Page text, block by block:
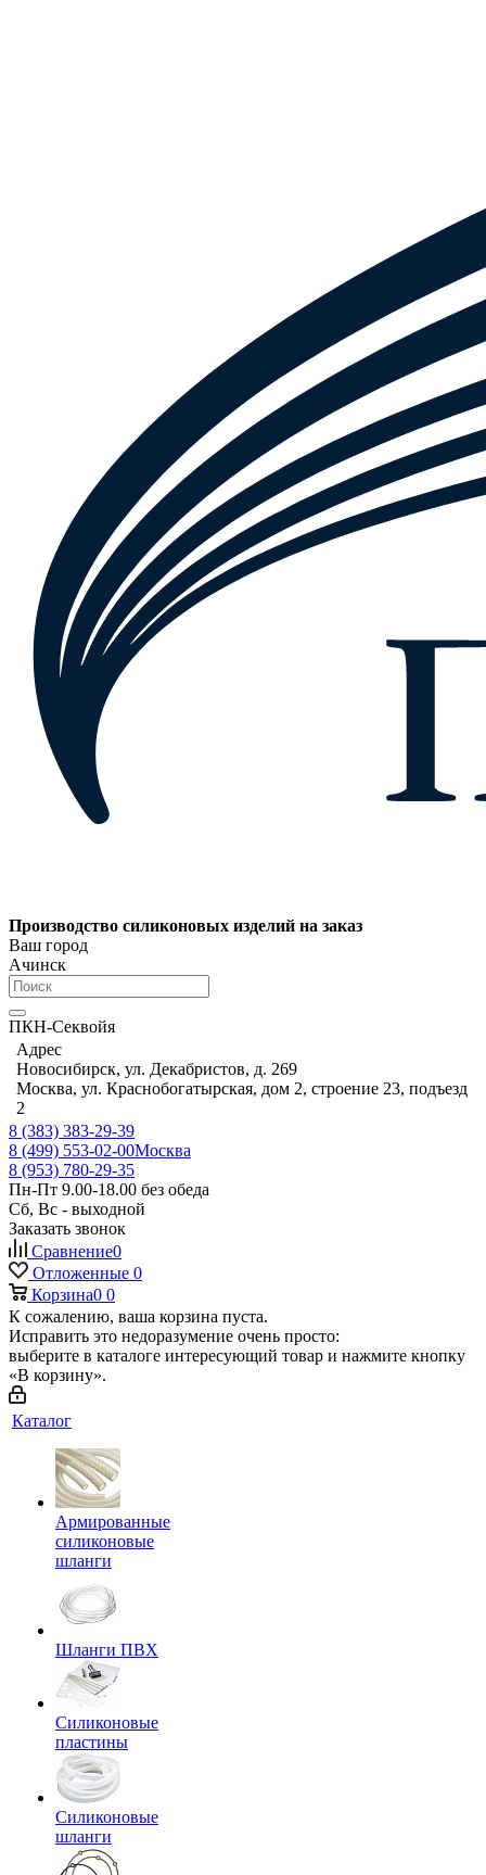
Производство силиконовых изделий на заказ
Ваш город
Ачинск
ПКН-Секвойя
Адрес
Новосибирск, ул. Декабристов, д. 269
Москва, ул. Краснобогатырская, дом 2, строение 23, подъезд
2
8 (383) 383-29-39
8 (499) 553-02-00Москва
8 (953) 780-29-35
Пн-Пт 9.00-18.00 без обеда
Сб, Вс - выходной
Заказать звонок
Сравнение0
Отложенные 0
Корзина0 0
К сожалению, ваша корзина пуста.
Исправить это недоразумение очень просто:
выберите в каталоге интересующий товар и нажмите кнопку
«В корзину».
Каталог
Армированные
силиконовые
шланги
Шланги ПВХ
Силиконовые
пластины
Силиконовые
шланги